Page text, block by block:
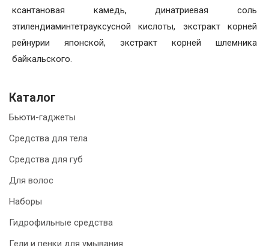
ксантановая камедь, динатриевая соль
этилендиаминтетрауксусной кислоты, экстракт корней
рейнурии японской, экстракт корней шлемника
байкальского.
Каталог
Бьюти-гаджеты
Средства для тела
Средства для губ
Для волос
Наборы
Гидрофильные средства
Гели и пенки для умывания